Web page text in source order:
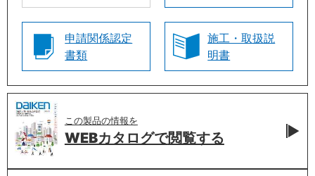
申請関係認定
書類
施工・取扱説
明書
この製品の情報を
WEBカタログで閲覧する